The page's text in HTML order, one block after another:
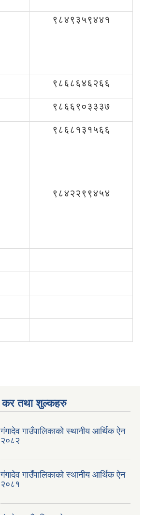
९८४९३५९४४१
९८६८६४६२६६
९८६६९०३३३७
९८६८१३१५६६
९८४२२९९४५४
कर तथा शुल्कहरु
गंगादेव गाउँपालिकाको स्थानीय आर्थिक ऐन
२०८२
गंगादेव गाउँपालिकाको स्थानीय आर्थिक ऐन
२०८१